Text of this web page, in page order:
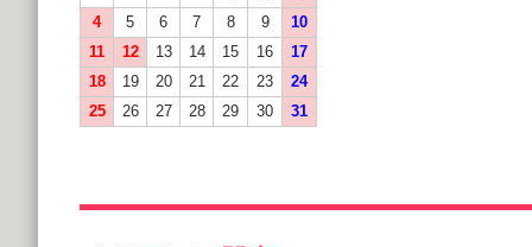
4
5 6 7 8 9
10
11
12 13 14 15 16
17
18
19 20 21 22 23
24
25
26 27 28 29 30 31